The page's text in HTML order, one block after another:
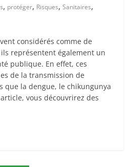
, protéger, Risques,Sanitaires,
considérés comme de
représentent également un
publique. En effet, ces
de la transmission de
que la dengue, le chikungunya
vous découvrirez des